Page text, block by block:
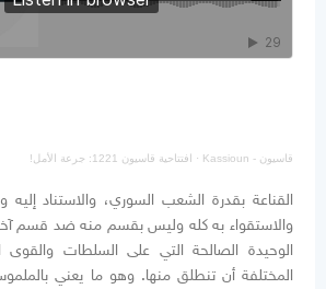
قاسيون - Kassioun · افتتاحية قاسيون 1221: جرعة الأمل!
القناعة بقدرة الشعب السوري، والاستناد إليه
والاستقواء به كله وليس بقسم منه ضد قسم
الوحيدة الصالحة التي على السلطات والقوى
المختلفة أن تنطلق منها. وهو ما يعني